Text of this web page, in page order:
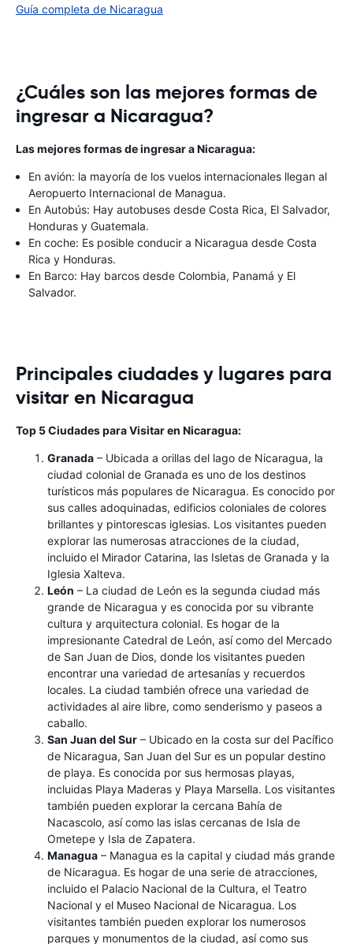
Guía completa de Nicaragua
¿Cuáles son las mejores formas de
ingresar a Nicaragua?
Las mejores formas de ingresar a Nicaragua:
En avión: la mayoría de los vuelos internacionales llegan al
Aeropuerto Internacional de Managua.
En Autobús: Hay autobuses desde Costa Rica, El Salvador,
Honduras y Guatemala.
En coche: Es posible conducir a Nicaragua desde Costa
Rica y Honduras.
En Barco: Hay barcos desde Colombia, Panamá y El
Salvador.
Principales ciudades y lugares para
visitar en Nicaragua
Top 5 Ciudades para Visitar en Nicaragua:
Granada – Ubicada a orillas del lago de Nicaragua, la
ciudad colonial de Granada es uno de los destinos
turísticos más populares de Nicaragua. Es conocido por
sus calles adoquinadas, edificios coloniales de colores
brillantes y pintorescas iglesias. Los visitantes pueden
explorar las numerosas atracciones de la ciudad,
incluido el Mirador Catarina, las Isletas de Granada y la
Iglesia Xalteva.
León – La ciudad de León es la segunda ciudad más
grande de Nicaragua y es conocida por su vibrante
cultura y arquitectura colonial. Es hogar de la
impresionante Catedral de León, así como del Mercado
de San Juan de Dios, donde los visitantes pueden
encontrar una variedad de artesanías y recuerdos
locales. La ciudad también ofrece una variedad de
actividades al aire libre, como senderismo y paseos a
caballo.
San Juan del Sur – Ubicado en la costa sur del Pacífico
de Nicaragua, San Juan del Sur es un popular destino
de playa. Es conocida por sus hermosas playas,
incluidas Playa Maderas y Playa Marsella. Los visitantes
también pueden explorar la cercana Bahía de
Nacascolo, así como las islas cercanas de Isla de
Ometepe y Isla de Zapatera.
Managua – Managua es la capital y ciudad más grande
de Nicaragua. Es hogar de una serie de atracciones,
incluido el Palacio Nacional de la Cultura, el Teatro
Nacional y el Museo Nacional de Nicaragua. Los
visitantes también pueden explorar los numerosos
parques y monumentos de la ciudad, así como sus